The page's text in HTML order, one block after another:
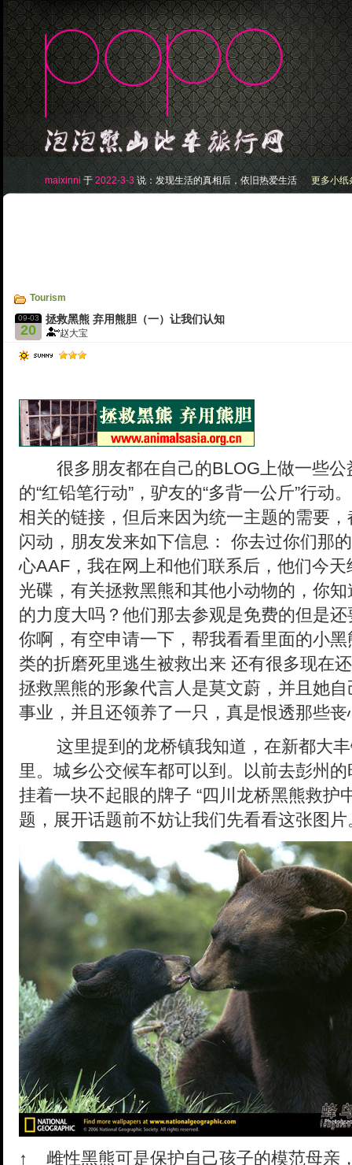
Tourism
09-03
20
拯救黑熊 弃用熊胆（一）让我们认知
赵大宝
很多朋友都在自己的BLOG上做一些公
的“红铅笔行动”，驴友的“多背一公斤”行动
相关的链接，但后来因为统一主题的需要
闪动，朋友发来如下信息： 你去过你们那
心AAF，我在网上和他们联系后，他们今
光碟，有关拯救黑熊和其他小动物的，你
的力度大吗？他们那去参观是免费的但是
你啊，有空申请一下，帮我看看里面的小
类的折磨死里逃生被救出来 还有很多现在
拯救黑熊的形象代言人是莫文蔚，并且她
事业，并且还领养了一只，真是恨透那些
这里提到的龙桥镇我知道，在新都大
里。城乡公交候车都可以到。以前去彭州
挂着一块不起眼的牌子 “四川龙桥黑熊救护
题，展开话题前不妨让我们先看看这张图片
↑
雌性黑熊可是保护自己孩子的模范母亲
maixinni 于 2022-3-3说： 发现生活的真相后，依旧热爱生活 更多小纸